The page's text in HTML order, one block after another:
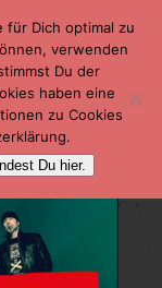
für Dich optimal zu
verwenden
Du der
haben eine
zu Cookies
Du hier.